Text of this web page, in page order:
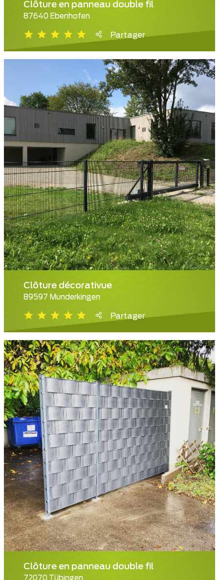
Clôture en panneau double fil
87640 Ebenhofen
Partager
Clôture décorativue
89597 Munderkingen
Partager
Clôture en panneau double fil
72070 Tübingen